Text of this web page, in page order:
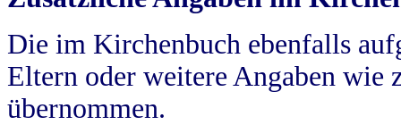
Die im Kirchenbuch ebenfalls
Eltern oder weitere Angaben wie
übernommen.